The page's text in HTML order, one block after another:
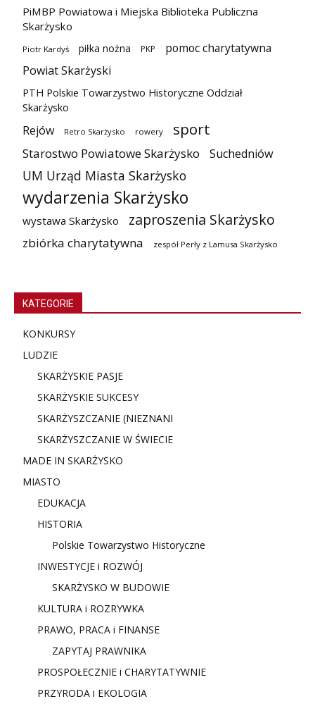
PiMBP Powiatowa i Miejska Biblioteka Publiczna
Skarżysko
Piotr Kardyś piłka nożna PKP
pomoc charytatywna
Powiat Skarżyski
PTH Polskie Towarzystwo Historyczne Oddział
Skarżysko
Rejów Retro Skarżysko rowery sport
Starostwo Powiatowe Skarżysko Suchedniów
UM Urząd Miasta Skarżysko
wydarzenia Skarżysko
wystawa Skarżysko zaproszenia Skarżysko
zbiórka charytatywna zespół Perły z Lamusa Skarżysko
KATEGORIE
KONKURSY
LUDZIE
SKARŻYSKIE PASJE
SKARŻYSKIE SUKCESY
SKARŻYSZCZANIE (NIEZNANI
SKARŻYSZCZANIE W ŚWIECIE
MADE IN SKARŻYSKO
MIASTO
EDUKACJA
HISTORIA
Polskie Towarzystwo Historyczne
INWESTYCJE i ROZWÓJ
SKARŻYSKO W BUDOWIE
KULTURA i ROZRYWKA
PRAWO, PRACA i FINANSE
ZAPYTAJ PRAWNIKA
PROSPOŁECZNIE i CHARYTATYWNIE
PRZYRODA i EKOLOGIA